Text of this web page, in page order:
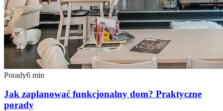
Porady6 min
Jak zaplanować funkcjonalny dom? Praktyczne
porady